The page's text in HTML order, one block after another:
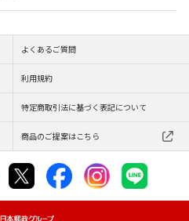
よくあるご質問
利用規約
特定商取引法に基づく表記について
商品のご提案はこちら